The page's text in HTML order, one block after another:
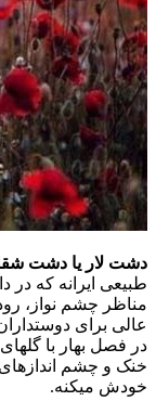
دشت لار یا دشت
طبیعی ایرانه که در
مناظر چشم نواز،
عالی برای
در فصل بهار با
خنک و چشم
خودش میکنه.